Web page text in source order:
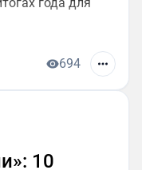
694
10